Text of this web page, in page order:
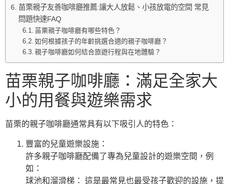
苗栗親子友善咖啡廳推薦:讓大人放鬆、小孩放電的空間 常見
問題快速FAQ
苗栗親子咖啡廳有哪些特色？
如何根據孩子的年齡挑選合適的親子咖啡廳？
親子咖啡廳如何結合旅遊行程與在地體驗？
苗栗親子咖啡廳：滿足全家大
小的用餐與遊樂需求
苗栗的親子咖啡廳通常具有以下吸引人的特色：
豐富的兒童遊樂設施：
許多親子咖啡廳配備了專為兒童設計的遊樂空間，例
如：
球池和溜滑梯： 這是最常見也最受孩子歡迎的設施，提